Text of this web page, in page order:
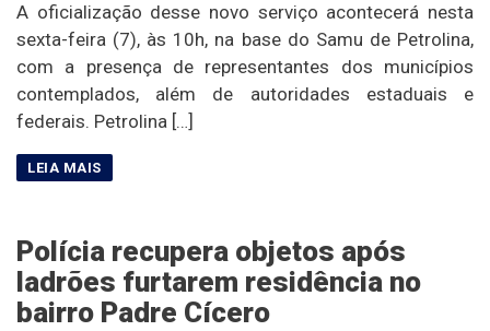
A oficialização desse novo serviço acontecerá nesta
sexta-feira (7), às 10h, na base do Samu de Petrolina,
com a presença de representantes dos municípios
contemplados, além de autoridades estaduais e
federais. Petrolina […]
Polícia recupera objetos após
ladrões furtarem residência no
bairro Padre Cícero